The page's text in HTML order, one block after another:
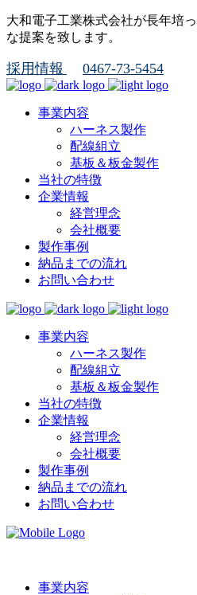
大和電子工業株式会社が長年培
な提案を致します。
採用情報 0467-73-5454
事業内容
ハーネス製作
配線組立
基板＆板金製作
当社の特徴
企業情報
経営理念
会社概要
製作事例
納品までの流れ
お問い合わせ
事業内容
ハーネス製作
配線組立
基板＆板金製作
当社の特徴
企業情報
経営理念
会社概要
製作事例
納品までの流れ
お問い合わせ
事業内容